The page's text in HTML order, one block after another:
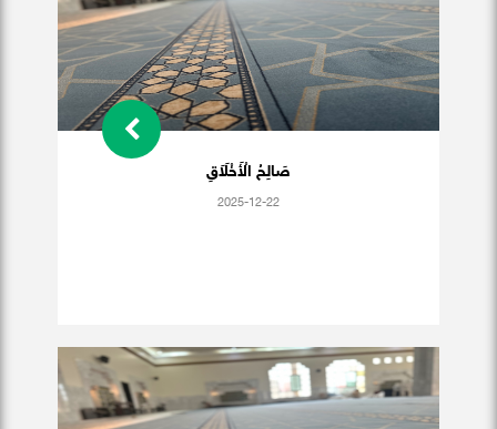
صَالِحُ الْأَخْلَاَقِ
2025-12-22